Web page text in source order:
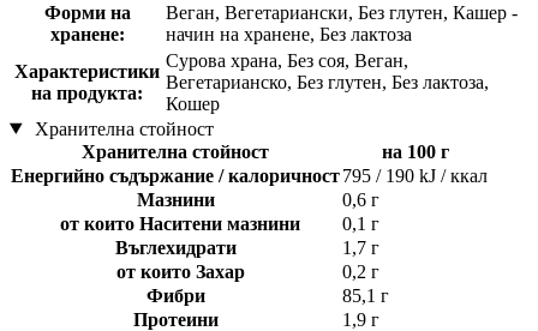
Форми на
хранене:
Веган, Вегетариански, Без глутен, Кашер -
начин на хранене, Без лактоза
Характеристики
на продукта:
Сурова храна, Без соя, Веган,
Вегетарианско, Без глутен, Без лактоза,
Кошер
Хранителна стойност
Хранителна стойност
на 100 г
Енергийно съдържание / калоричност795 / 190 kJ / ккал
Мазнини
0,6 г
от които Наситени мазнини
0,1 г
Въглехидрати
1,7 г
от които Захар
0,2 г
Фибри
85,1 г
Протеини
1,9 г